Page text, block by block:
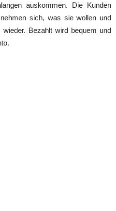
auskommen. Die Kunden
sich, was sie wollen und
Bezahlt wird bequem und